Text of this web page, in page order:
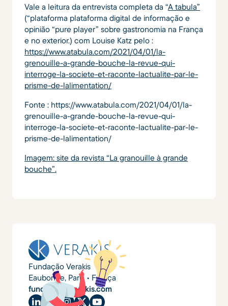
Vale a leitura da entrevista completa da “A tabula”
(“plataforma plataforma digital de informação e
opinião “pure player” sobre gastronomia na França
e no exterior.) com Louise Katz pelo :
https://www.atabula.com/2021/04/01/la-
grenouille-a-grande-bouche-la-revue-qui-
interroge-la-societe-et-raconte-lactualite-par-le-
prisme-de-lalimentation/
Fonte : https://www.atabula.com/2021/04/01/la-
grenouille-a-grande-bouche-la-revue-qui-
interroge-la-societe-et-raconte-lactualite-par-le-
prisme-de-lalimentation/
Imagem: site da revista “La granouille à grande
bouche”.
Fundação Verakis
Eaubonne, Paris • França
fundacao@verakis.com